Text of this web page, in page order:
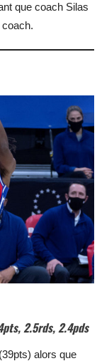
que coach Silas
2.5rds, 2.4pds
alors que